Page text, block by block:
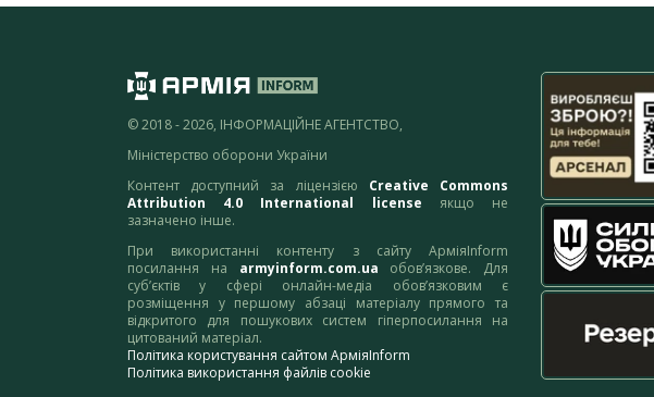
© 2018 - 2026, ІНФОРМАЦІЙНЕ АГЕНТСТВО,
Міністерство оборони України
Контент доступний за ліцензією Creative Commons
Attribution 4.0 International license якщо не
зазначено інше.
При використанні контенту з сайту АрміяInform
посилання на armyinform.com.ua обов’язкове. Для
суб’єктів у сфері онлайн-медіа обов’язковим є
розміщення у першому абзаці матеріалу прямого та
відкритого для пошукових систем гіперпосилання на
цитований матеріал.
Політика користування сайтом АрміяInform
Політика використання файлів cookie